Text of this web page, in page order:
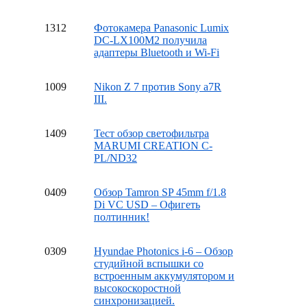
1312
Фотокамера Panasonic Lumix
DC-LX100M2 получила
адаптеры Bluetooth и Wi-Fi
1009
Nikon Z 7 против Sony a7R
III.
1409
Тест обзор светофильтра
MARUMI CREATION C-
PL/ND32
0409
Обзор Tamron SP 45mm f/1.8
Di VC USD – Офигеть
полтинник!
0309
Hyundae Photonics i-6 – Обзор
студийной вспышки со
встроенным аккумулятором и
высокоскоростной
синхронизацией.